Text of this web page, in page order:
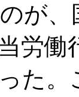
が
労
た